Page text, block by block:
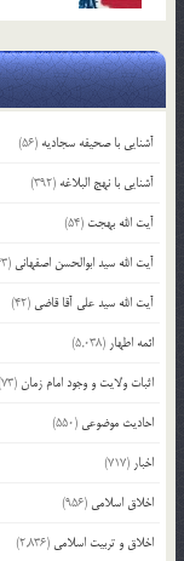
آشنایی با صحیفه سجادیه (56)
آشنایی با نهج البلاغه (392)
آیت الله بهجت (54)
آیت الله سید ابوالحسن اصفهانی (43)
آیت الله سید علی آقا قاضی (42)
ائمه اطهار (5,038)
اثبات ولایت و وجود امام زمان(73)
احادیث موضوعی (550)
اخبار (717)
اخلاق اسلامی (956)
اخلاق و تربیت اسلامی (2,836)